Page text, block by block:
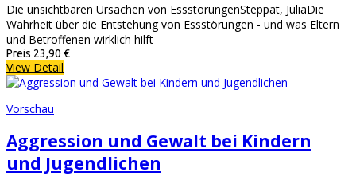
Die unsichtbaren Ursachen von EssstörungenSteppat, JuliaDie
Wahrheit über die Entstehung von Essstörungen - und was Eltern
und Betroffenen wirklich hilft
Preis 23,90 €
View Detail
Vorschau
Aggression und Gewalt bei Kindern
und Jugendlichen